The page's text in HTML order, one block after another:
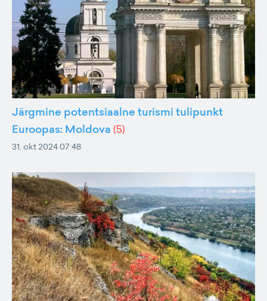
Järgmine potentsiaalne turismi tulipunkt
Euroopas: Moldova (5)
31. okt 2024 07:48